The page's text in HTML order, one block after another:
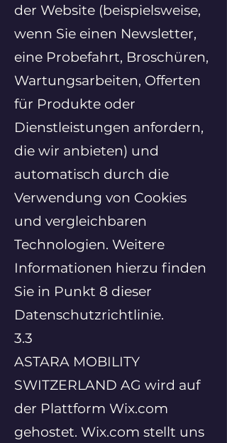
der Website (beispielsweise,
wenn Sie einen Newsletter,
eine Probefahrt, Broschüren,
Wartungsarbeiten, Offerten
für Produkte oder
Dienstleistungen anfordern,
die wir anbieten) und
automatisch durch die
Verwendung von Cookies
und vergleichbaren
Technologien. Weitere
Informationen hierzu finden
Sie in Punkt 8 dieser
Datenschutzrichtlinie.
3.3
ASTARA MOBILITY
SWITZERLAND AG wird auf
der Plattform Wix.com
gehostet. Wix.com stellt uns